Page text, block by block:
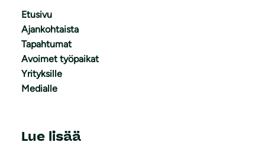
Etusivu
Ajankohtaista
Tapahtumat
Avoimet työpaikat
Yrityksille
Medialle
Lue lisää